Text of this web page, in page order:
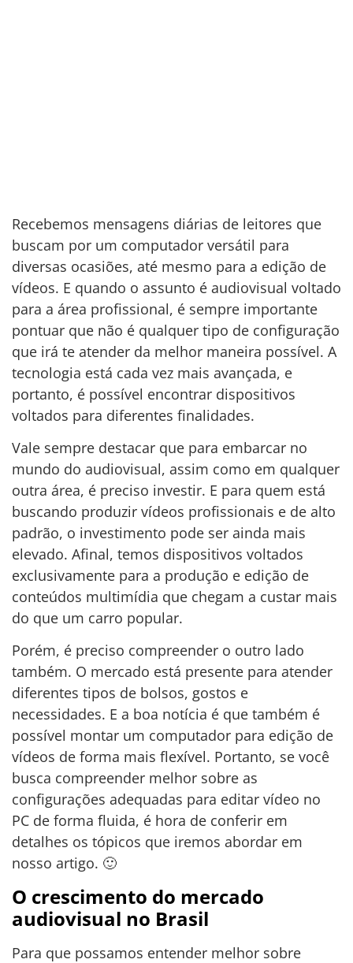
Recebemos mensagens diárias de leitores que
buscam por um computador versátil para
diversas ocasiões, até mesmo para a edição de
vídeos. E quando o assunto é audiovisual voltado
para a área profissional, é sempre importante
pontuar que não é qualquer tipo de configuração
que irá te atender da melhor maneira possível. A
tecnologia está cada vez mais avançada, e
portanto, é possível encontrar dispositivos
voltados para diferentes finalidades.
Vale sempre destacar que para embarcar no
mundo do audiovisual, assim como em qualquer
outra área, é preciso investir. E para quem está
buscando produzir vídeos profissionais e de alto
padrão, o investimento pode ser ainda mais
elevado. Afinal, temos dispositivos voltados
exclusivamente para a produção e edição de
conteúdos multimídia que chegam a custar mais
do que um carro popular.
Porém, é preciso compreender o outro lado
também. O mercado está presente para atender
diferentes tipos de bolsos, gostos e
necessidades. E a boa notícia é que também é
possível montar um computador para edição de
vídeos de forma mais flexível. Portanto, se você
busca compreender melhor sobre as
configurações adequadas para editar vídeo no
PC de forma fluida, é hora de conferir em
detalhes os tópicos que iremos abordar em
nosso artigo. 🙂
O crescimento do mercado
audiovisual no Brasil
Para que possamos entender melhor sobre